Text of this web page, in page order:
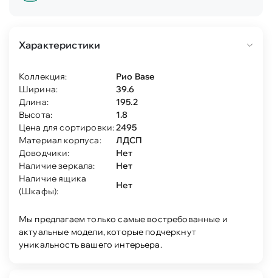
Характеристики
Коллекция:
Рио Base
Ширина:
39.6
Длина:
195.2
Высота:
1.8
Цена для сортировки:2495
Материал корпуса:
ЛДСП
Доводчики:
Нет
Наличие зеркала:
Нет
Наличие ящика
(Шкафы):
Нет
Мы предлагаем только самые востребованные и
актуальные модели, которые подчеркнут
уникальность вашего интерьера.